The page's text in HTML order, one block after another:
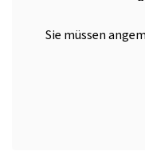
Sie müssen